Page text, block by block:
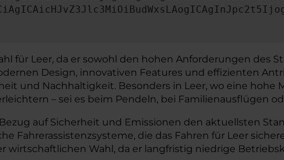
für Leer, da er sowohl den hohen Anforderungen des
Design, innovativen Features und effizienten
und Nachhaltigkeit. Besonders in Leer, wo eine
– sei es beim Pendeln, bei Familienausflügen
auf Sicherheit und Emissionen den aktuellsten
Fahrerassistenzsysteme, die das Fahren für Leer
wirtschaftlichen Wahl, da er langfristig niedrige